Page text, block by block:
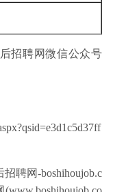
招聘网微信公众号
聘网-boshihoujob.c